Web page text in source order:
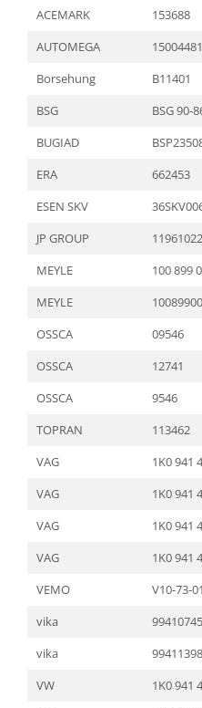
ACEMARK
153688
AUTOMEGA
Borsehung
B11401
BSG
BSG 90-
BUGIAD
ERA
662453
ESEN SKV
JP GROUP
MEYLE
100 899
MEYLE
OSSCA
09546
OSSCA
12741
OSSCA
9546
TOPRAN
113462
VAG
1K0 941
VAG
1K0 941
VAG
1K0 941
VAG
1K0 941
VEMO
V10-73-
vika
vika
VW
1K0 941